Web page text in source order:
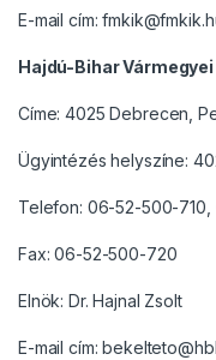
E-mail cím:
Hajdú-Bihar
Címe: 4025 Debrecen,
Ügyintézés helyszíne:
Telefon: 06-52-500-
Fax: 06-52-500-720
Elnök: Dr. Hajnal Zsolt
E-mail cím: